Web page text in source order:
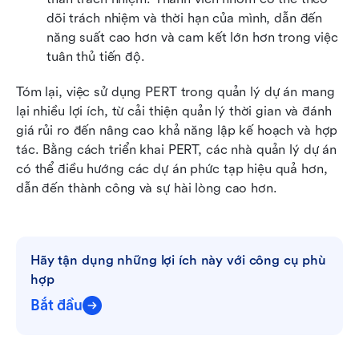
dõi trách nhiệm và thời hạn của mình, dẫn đến
năng suất cao hơn và cam kết lớn hơn trong việc
tuân thủ tiến độ.
Tóm lại, việc sử dụng PERT trong quản lý dự án mang
lại nhiều lợi ích, từ cải thiện quản lý thời gian và đánh
giá rủi ro đến nâng cao khả năng lập kế hoạch và hợp
tác. Bằng cách triển khai PERT, các nhà quản lý dự án
có thể điều hướng các dự án phức tạp hiệu quả hơn,
dẫn đến thành công và sự hài lòng cao hơn.
Hãy tận dụng những lợi ích này với công cụ phù
hợp
Bắt đầu